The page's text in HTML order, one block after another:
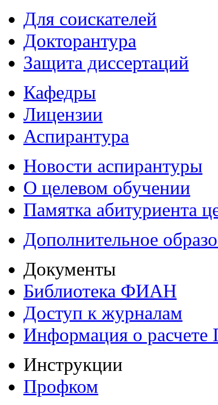
Для соискателей
Докторантура
Защита диссертаций
Кафедры
Лицензии
Аспирантура
Новости аспирантуры
О целевом обучении
Памятка абитуриента
Дополнительное
Документы
Библиотека ФИАН
Доступ к журналам
Информация о
Инструкции
Профком